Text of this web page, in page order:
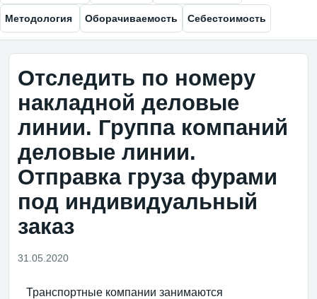
Методология Оборачиваемость Себестоимость
Отследить по номеру
накладной деловые
линии. Группа компаний
деловые линии.
Отправка груза фурами
под индивидуальный
заказ
31.05.2020
Транспортные компании занимаются